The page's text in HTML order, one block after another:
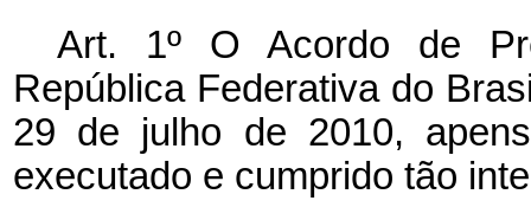
Art. 1º O Acordo de
República Federativa do
29 de julho de 2010,
executado e cumprido tão